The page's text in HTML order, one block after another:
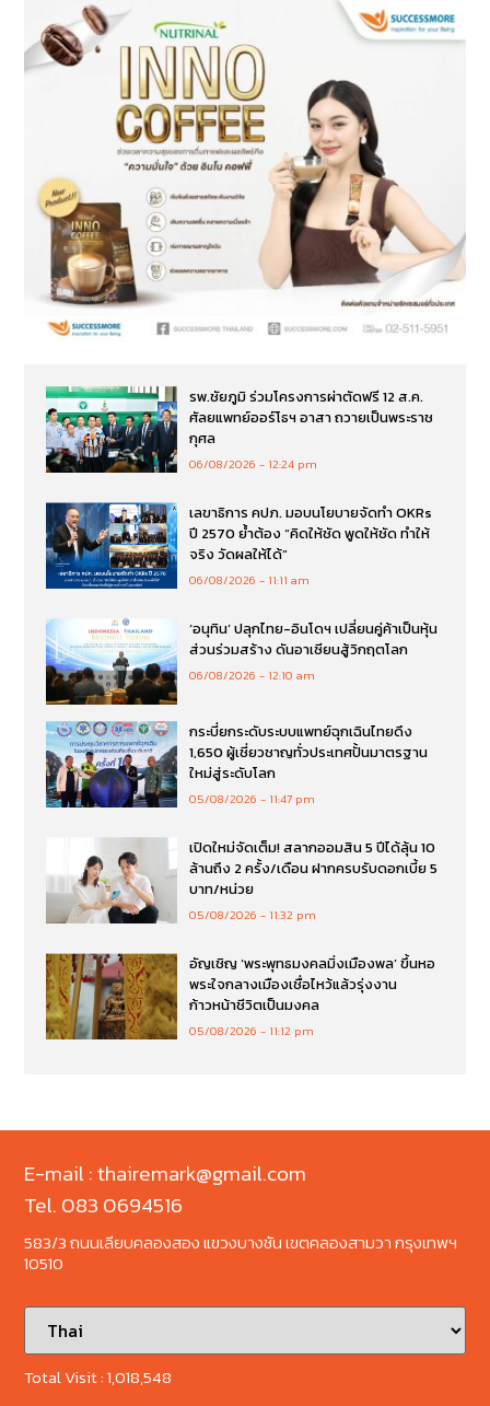
รพ.ชัยภูมิ ร่วมโครงการผ่าตัดฟรี 12 ส.ค.
ศัลยแพทย์ออร์โธฯ อาสา ถวายเป็นพระราช
กุศล
06/08/2026 12:24 pm
เลขาธิการ คปภ. มอบนโยบายจัดทำ OKRs
ปี 2570 ย้ำต้อง “คิดให้ชัด พูดให้ชัด ทำให้
จริง วัดผลให้ได้”
06/08/2026 11:11 am
‘อนุทิน’ ปลุกไทย-อินโดฯ เปลี่ยนคู่ค้าเป็นหุ้น
ส่วนร่วมสร้าง ดันอาเซียนสู้วิกฤตโลก
06/08/2026 12:10 am
กระบี่ยกระดับระบบแพทย์ฉุกเฉินไทยดึง
1,650 ผู้เชี่ยวชาญทั่วประเทศปั้นมาตรฐาน
ใหม่สู่ระดับโลก
05/08/2026 11:47 pm
เปิดใหม่จัดเต็ม! สลากออมสิน 5 ปีได้ลุ้น 10
ล้านถึง 2 ครั้ง/เดือน ฝากครบรับดอกเบี้ย 5
บาท/หน่วย
05/08/2026 11:32 pm
อัญเชิญ ‘พระพุทธมงคลมิ่งเมืองพล’ ขึ้นหอ
พระใจกลางเมืองเชื่อไหว้แล้วรุ่งงาน
ก้าวหน้าชีวิตเป็นมงคล
05/08/2026 11:12 pm
E-mail : thairemark@gmail.com
Tel. 083 0694516
583/3 ถนนเลียบคลองสอง แขวงบางชัน เขตคลองสามวา กรุงเทพฯ
10510
Total Visit :1,018,548